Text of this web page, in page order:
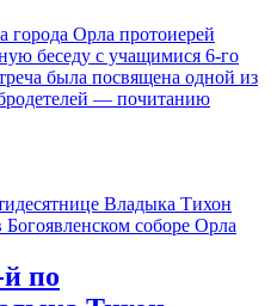
города Орла протоиерей
беседу с учащимися 6-го
была посвящена одной из
— почитанию
по